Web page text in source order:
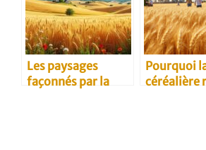
Les paysages
façonnés par la
Pourquoi
céréalière